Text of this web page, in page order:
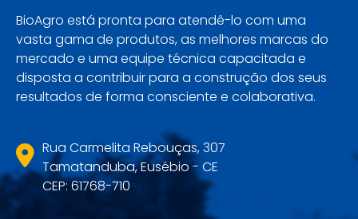
BioAgro está pronta para atendê-lo com uma
vasta gama de produtos, as melhores marcas do
mercado e uma equipe técnica capacitada e
disposta a contribuir para a construção dos seus
resultados de forma consciente e colaborativa.
Rua Carmelita Rebouças, 307
Tamatanduba, Eusébio - CE
CEP: 61768-710